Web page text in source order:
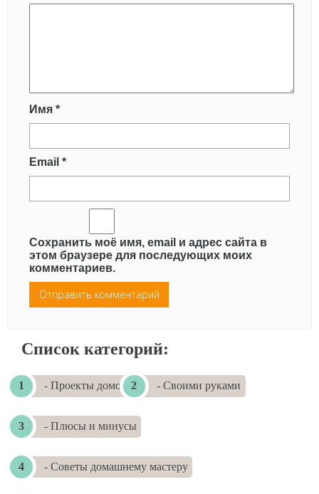
Имя *
Email *
Сохранить моё имя, email и адрес сайта в
этом браузере для последующих моих
комментариев.
Список категорий:
- Проекты домов - Своими руками
- Плюсы и минусы
- Советы домашнему мастеру